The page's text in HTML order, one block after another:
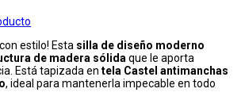
estilo! Esta silla de diseño moderno
de madera sólida que le aporta
Está tapizada en tela Castel antimanchas
, ideal para mantenerla impecable en todo